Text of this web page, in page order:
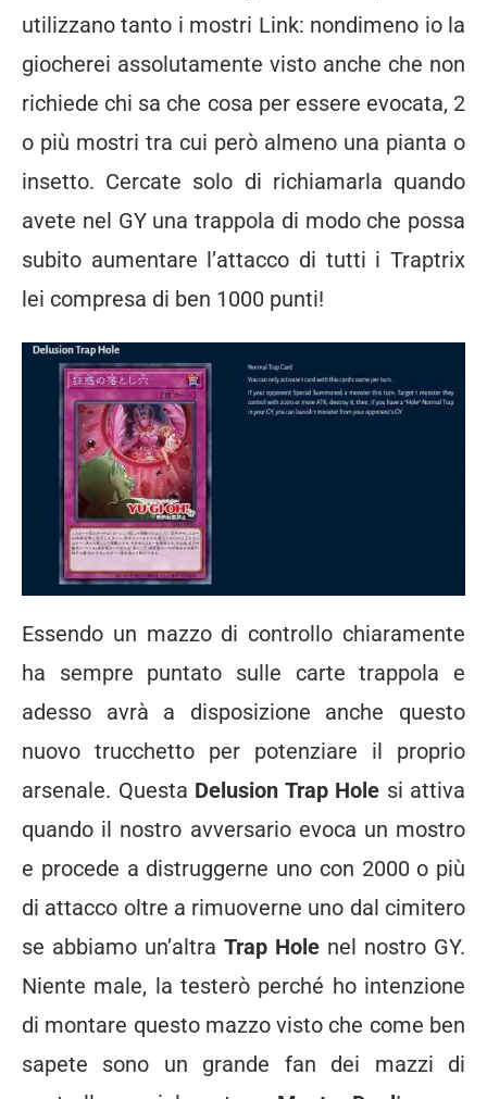
utilizzano tanto i mostri Link: nondimeno io la
giocherei assolutamente visto anche che non
richiede chi sa che cosa per essere evocata, 2
o più mostri tra cui però almeno una pianta o
insetto. Cercate solo di richiamarla quando
avete nel GY una trappola di modo che possa
subito aumentare l’attacco di tutti i Traptrix
lei compresa di ben 1000 punti!
Essendo un mazzo di controllo chiaramente
ha sempre puntato sulle carte trappola e
adesso avrà a disposizione anche questo
nuovo trucchetto per potenziare il proprio
arsenale. Questa Delusion Trap Hole si attiva
quando il nostro avversario evoca un mostro
e procede a distruggerne uno con 2000 o più
di attacco oltre a rimuoverne uno dal cimitero
se abbiamo un’altra Trap Hole nel nostro GY.
Niente male, la testerò perché ho intenzione
di montare questo mazzo visto che come ben
sapete sono un grande fan dei mazzi di